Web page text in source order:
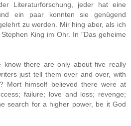
Literaturforschung, jeder hat eine
ein paar konnten sie genügend
zu werden. Mir hing aber, als ich
King im Ohr. In "Das geheime
know there are only about five really
just tell them over and over, with
Mort himself believed there were at
failure; love and loss; revenge;
search for a higher power, be it God